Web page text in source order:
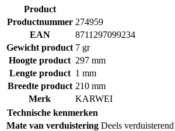
Product
Productnummer 274959
EAN
8711297099234
Gewicht product 7 gr
Hoogte product 297 mm
Lengte product 1 mm
Breedte product 210 mm
Merk
KARWEI
Technische kenmerken
Mate van verduistering Deels verduisterend